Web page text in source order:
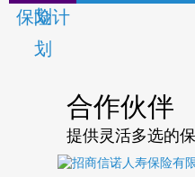
合作伙伴
提供灵活多选的